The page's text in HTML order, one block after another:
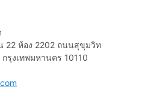
22 ห้อง 2202 ถนนสุขุมวิท
รุงเทพมหานคร 10110